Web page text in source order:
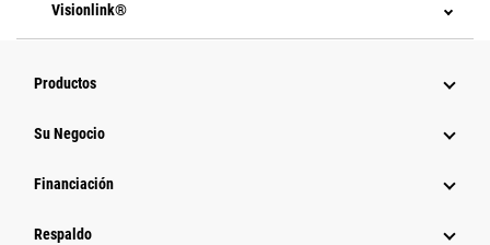
Visionlink®
Productos
Su Negocio
Financiación
Respaldo